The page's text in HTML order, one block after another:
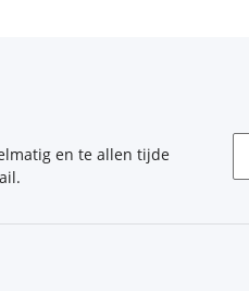
en te allen tijde